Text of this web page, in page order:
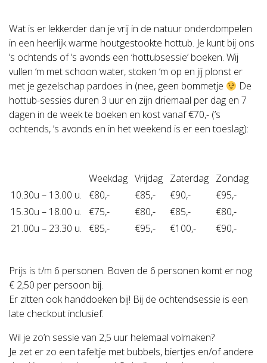
Wat is er lekkerder dan je vrij in de natuur onderdompelen
in een heerlijk warme houtgestookte hottub. Je kunt bij ons
’s ochtends of ’s avonds een ‘hottubsessie’ boeken. Wij
vullen ‘m met schoon water, stoken ‘m op en jij plonst er
met je gezelschap pardoes in (nee, geen bommetje
De
hottub-sessies duren 3 uur en zijn driemaal per dag en 7
dagen in de week te boeken en kost vanaf €70,- (’s
ochtends, ’s avonds en in het weekend is er een toeslag):
Weekdag Vrijdag Zaterdag Zondag
10.30u – 13.00 u. €80,- €85,- €90,-
€95,-
15.30u – 18.00 u. €75,- €80,- €85,-
€80,-
21.00u – 23.30 u. €85,- €95,- €100,- €90,-
Prijs is t/m 6 personen. Boven de 6 personen komt er nog
€ 2,50 per persoon bij.
Er zitten ook handdoeken bij! Bij de ochtendsessie is een
late checkout inclusief.
Wil je zo’n sessie van 2,5 uur helemaal volmaken?
Je zet er zo een tafeltje met bubbels, biertjes en/of andere